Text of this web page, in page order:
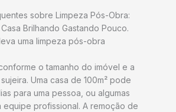
sobre Limpeza Pós-Obra:
Brilhando Gastando Pouco.
uma limpeza pós-obra
o tamanho do imóvel e a
Uma casa de 100m² pode
para uma pessoa, ou algumas
equipe profissional. A remoção de